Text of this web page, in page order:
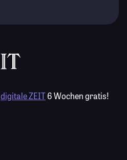
digitale ZEIT6 Wochen gratis!